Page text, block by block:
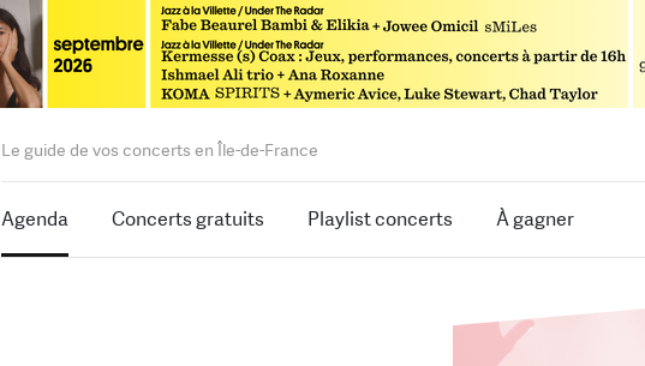
Le guide de vos concerts en Île-de-France
Agenda Concerts gratuits Playlist concerts À gagner